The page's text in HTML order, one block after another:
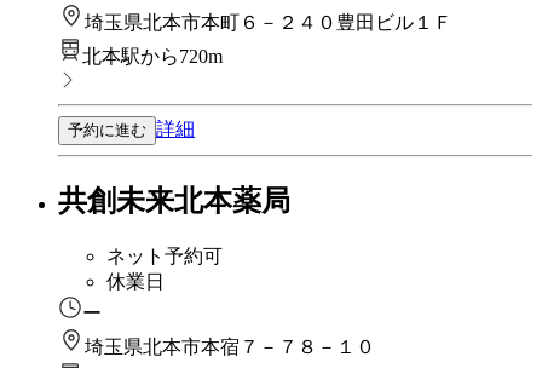
埼玉県北本市本町６－２４０豊田ビル１Ｆ
北本駅から720m
予約に進む 詳細
共創未来北本薬局
ネット予約可
休業日
ー
埼玉県北本市本宿７－７８－１０